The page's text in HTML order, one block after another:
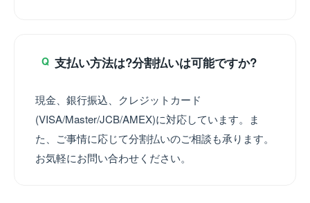
Q 支払い方法は?分割払いは可能ですか?
現金、銀行振込、クレジットカード
(VISA/Master/JCB/AMEX)に対応しています。ま
た、ご事情に応じて分割払いのご相談も承ります。
お気軽にお問い合わせください。